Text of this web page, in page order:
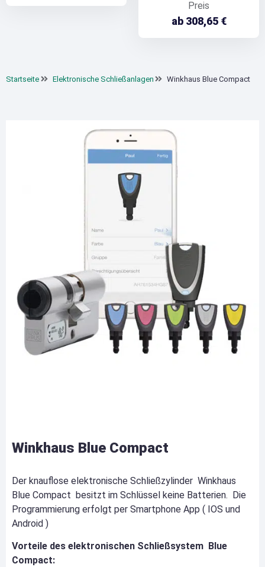
Preis
ab 308,65 €
Startseite Elektronische Schließanlagen Winkhaus Blue Compact
Winkhaus Blue Compact
Der knauflose elektronische Schließzylinder Winkhaus
Blue Compact besitzt im Schlüssel keine Batterien. Die
Programmierung erfolgt per Smartphone App ( IOS und
Android )
Vorteile des elektronischen Schließsystem Blue
Compact: